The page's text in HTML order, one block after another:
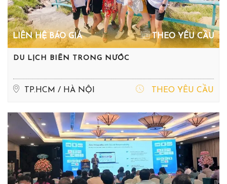
LIÊN HỆ BÁO GIÁ THEO YÊU CẦU
DU LỊCH BIỂN TRONG NƯỚC
TP.HCM / HÀ NỘI THEO YÊU CẦU